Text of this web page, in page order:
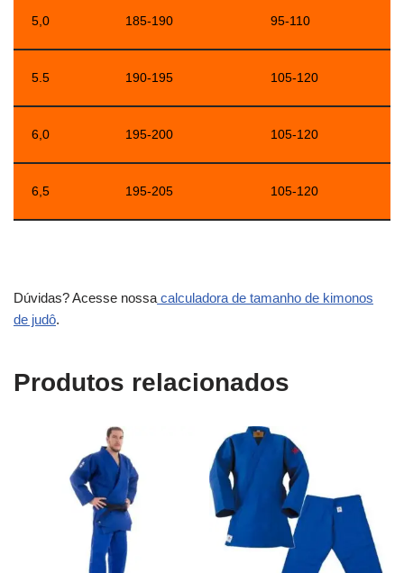
5,0 185-190 95-110
5.5 190-195 105-120
6,0 195-200 105-120
6,5 195-205 105-120
Dúvidas? Acesse nossa calculadora de tamanho de kimonos
de judô.
Produtos relacionados